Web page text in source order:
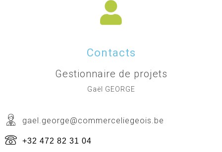
Contacts
Gestionnaire de projets
Gaël GEORGE
gael.george@commerceliegeois.be
+32 472 82 31 04